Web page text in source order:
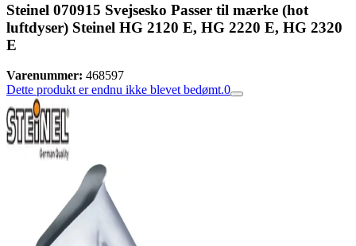
Steinel 070915 Svejsesko Passer til mærke (hot
luftdyser) Steinel HG 2120 E, HG 2220 E, HG 2320
E
Varenummer: 468597
Dette produkt er endnu ikke blevet bedømt.0